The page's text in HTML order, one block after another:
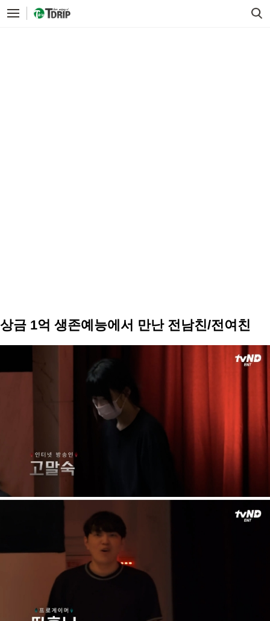
상금 1억 생존예능에서 만난 전남친/전여친